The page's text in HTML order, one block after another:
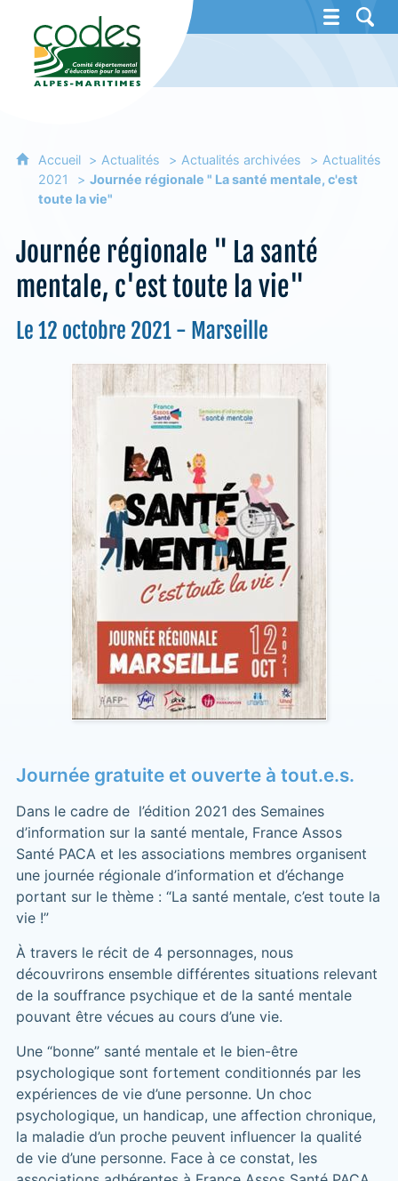
CoDES 06 - Comité départemental
Accueil Actualités Actualités archivées
Actualités
2021
Journée régionale " La santé mentale, c'est
toute la vie"
Journée régionale " La santé
mentale, c'est toute la vie"
Le 12 octobre 2021 - Marseille
Journée gratuite et ouverte à tout.e.s.
Dans le cadre de l’édition 2021 des Semaines
d’information sur la santé mentale, France Assos
Santé PACA et les associations membres organisent
une journée régionale d’information et d’échange
portant sur le thème : “La santé mentale, c’est toute la
vie !”
À travers le récit de 4 personnages, nous
découvrirons ensemble différentes situations relevant
de la souffrance psychique et de la santé mentale
pouvant être vécues au cours d’une vie.
Une “bonne” santé mentale et le bien-être
psychologique sont fortement conditionnés par les
expériences de vie d’une personne. Un choc
psychologique, un handicap, une affection chronique,
la maladie d’un proche peuvent influencer la qualité
de vie d’une personne. Face à ce constat, les